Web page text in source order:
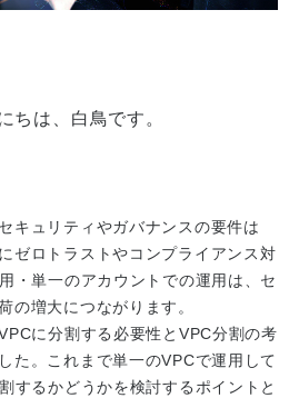
ちは、白鳥です。
キュリティやガバナンスの要件は
ゼロトラストやコンプライアンス対
・単一のアカウントでの運用は、セ
の増大につながります。
に分割する必要性とVPC分割の考
た。これまで単一のVPCで運用して
するかどうかを検討するポイントと